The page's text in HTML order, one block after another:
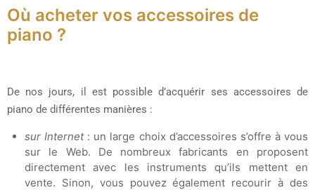
Où acheter vos accessoires de
piano ?
De nos jours, il est possible d’acquérir ses accessoires de
piano de différentes manières :
sur Internet: un large choix d’accessoires s’offre à vous
sur le Web. De nombreux fabricants en proposent
directement avec les instruments qu’ils mettent en
vente. Sinon, vous pouvez également recourir à des